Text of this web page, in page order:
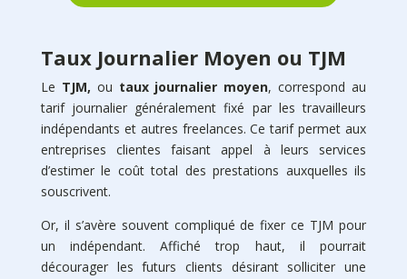
Taux Journalier Moyen ou TJM
Le TJM, ou taux journalier moyen, correspond au
tarif journalier généralement fixé par les travailleurs
indépendants et autres freelances. Ce tarif permet aux
entreprises clientes faisant appel à leurs services
d’estimer le coût total des prestations auxquelles ils
souscrivent.
Or, il s’avère souvent compliqué de fixer ce TJM pour
un indépendant. Affiché trop haut, il pourrait
décourager les futurs clients désirant solliciter une